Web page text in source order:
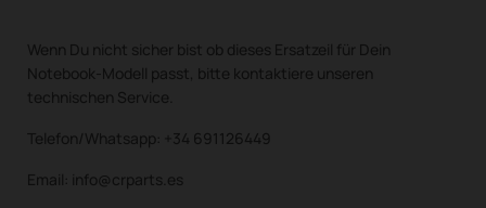
Wenn Du nicht sicher bist ob dieses Ersatzeil für Dein
Notebook-Modell passt, bitte kontaktiere unseren
technischen Service.
Telefon/Whatsapp: +34 691126449
Email: info@crparts.es